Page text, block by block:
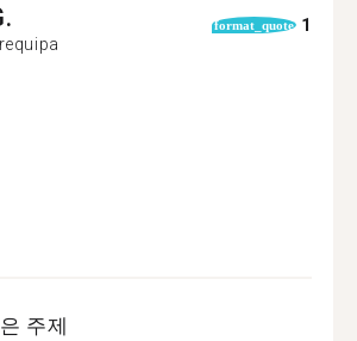
format_quote 1
주제